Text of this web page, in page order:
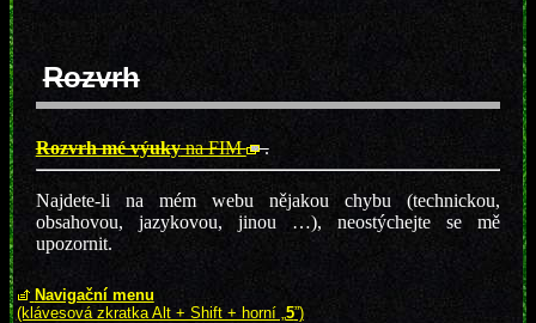
Rozvrh
Rozvrh mé výukyna FIM .
Najdete-li na mém webu nějakou chybu (technickou,
obsahovou, jazykovou, jinou …), neostýchejte se mě
upozornit.
Navigační menu
(klávesová zkratka Alt + Shift + horní „ 5”)